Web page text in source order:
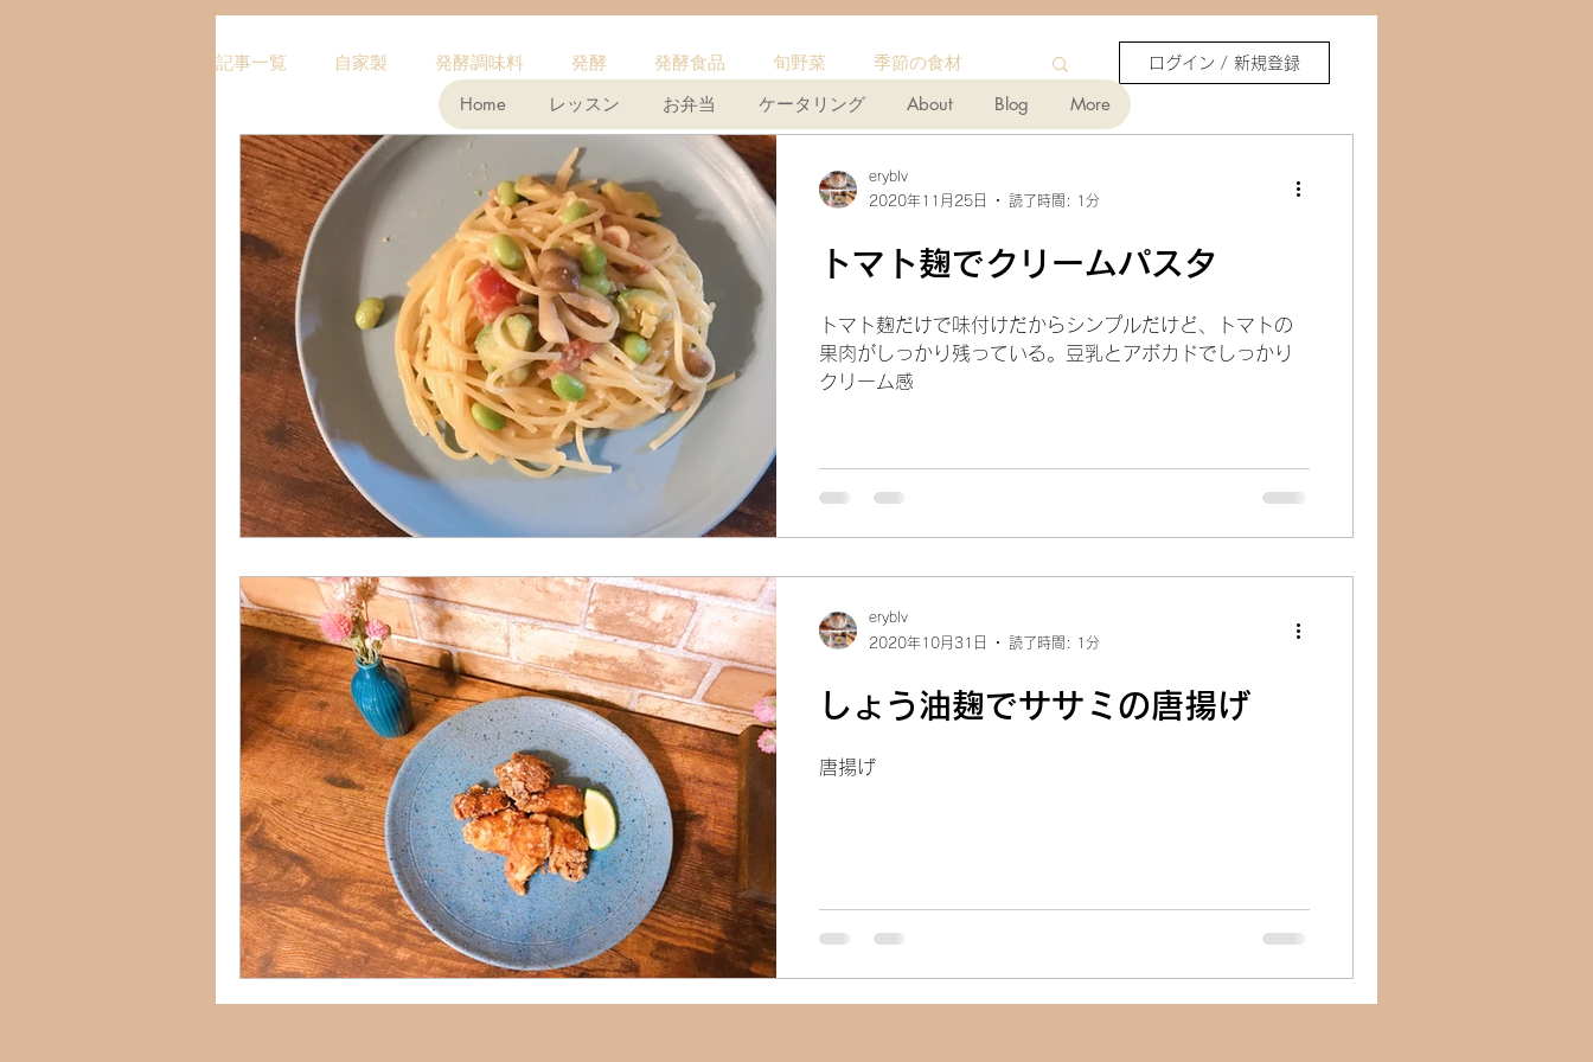
記事一覧 自家製 発酵調味料 発酵 発酵食品 旬野菜 季節の食材
ハーブ スイーツ パン作り フランスパン
チョコタルト ドレッシング オムレツ クッキー オートミール
簡単・時短 酵素 メイン料理 グラノーラ ナッツ
ドライフルーツ 玄米 ピクルス ザワークラウト
ログイン / 新規登録
トマト麹でクリームパスタ
トマト麹だけで味付けだからシンプルだけど、トマトの
果肉がしっかり残っている。豆乳とアボカドでしっかり
クリーム感
eryblv
2020年11月25日
読了時間: 1分
しょう油麹でササミの唐揚げ
唐揚げ
eryblv
2020年10月31日
読了時間: 1分
Home レッスン お弁当 ケータリング About Blog More